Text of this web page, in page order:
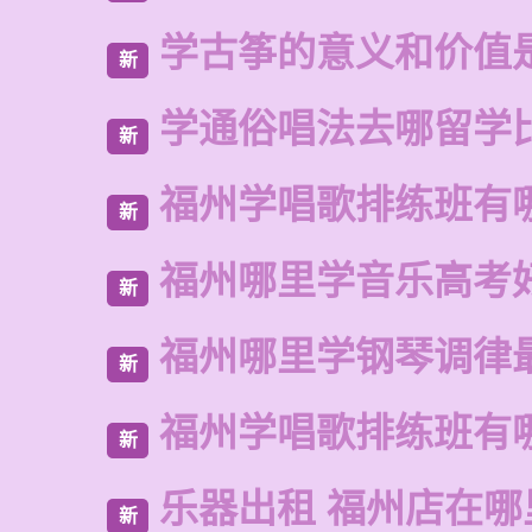
新 学古筝的意义和价值
新 学通俗唱法去哪留学
新 福州学唱歌排练班有
新 福州哪里学音乐高考
新 福州哪里学钢琴调律
新 福州学唱歌排练班有
新 乐器出租 福州店在